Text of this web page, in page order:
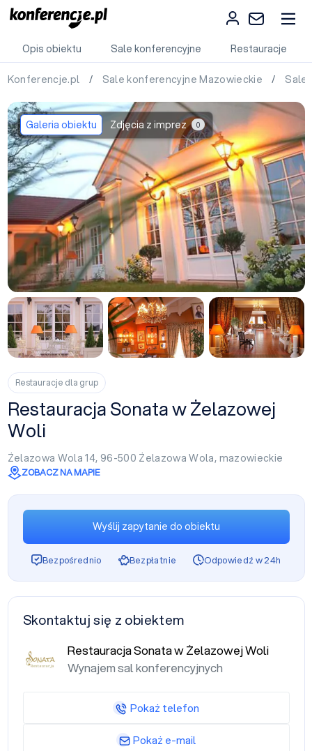
Opis obiektu Sale konferencyjne Restauracje
Konferencje.pl / Sale konferencyjne Mazowieckie / Sale
Galeria obiektu Zdjęcia z imprez 0
Restauracje dla grup
Restauracja Sonata w Żelazowej
Woli
Żelazowa Wola 14, 96-500 Żelazowa Wola, mazowieckie
ZOBACZ NA MAPIE
Wyślij zapytanie do obiektu
Bezpośrednio Bezpłatnie Odpowiedź w 24h
Skontaktuj się z obiektem
Restauracja Sonata w Żelazowej Woli
Wynajem sal konferencyjnych
Pokaż telefon
Pokaż e-mail